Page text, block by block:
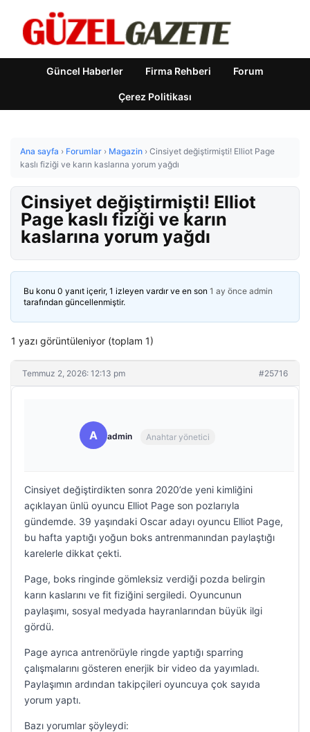
Güncel Haberler Firma Rehberi Forum
Çerez Politikası
Ana sayfa › Forumlar › Magazin › Cinsiyet değiştirmişti! Elliot Page
kaslı fiziği ve karın kaslarına yorum yağdı
Cinsiyet değiştirmişti! Elliot
Page kaslı fiziği ve karın
kaslarına yorum yağdı
Bu konu 0 yanıt içerir, 1 izleyen vardır ve en son 1 ay önce admin
tarafından güncellenmiştir.
1 yazı görüntüleniyor (toplam 1)
Temmuz 2, 2026: 12:13 pm #25716
A admin Anahtar yönetici
Cinsiyet değiştirdikten sonra 2020’de yeni kimliğini
açıklayan ünlü oyuncu Elliot Page son pozlarıyla
gündemde. 39 yaşındaki Oscar adayı oyuncu Elliot Page,
bu hafta yaptığı yoğun boks antrenmanından paylaştığı
karelerle dikkat çekti.
Page, boks ringinde gömleksiz verdiği pozda belirgin
karın kaslarını ve fit fiziğini sergiledi. Oyuncunun
paylaşımı, sosyal medyada hayranlarından büyük ilgi
gördü.
Page ayrıca antrenörüyle ringde yaptığı sparring
çalışmalarını gösteren enerjik bir video da yayımladı.
Paylaşımın ardından takipçileri oyuncuya çok sayıda
yorum yaptı.
Bazı yorumlar şöyleydi: